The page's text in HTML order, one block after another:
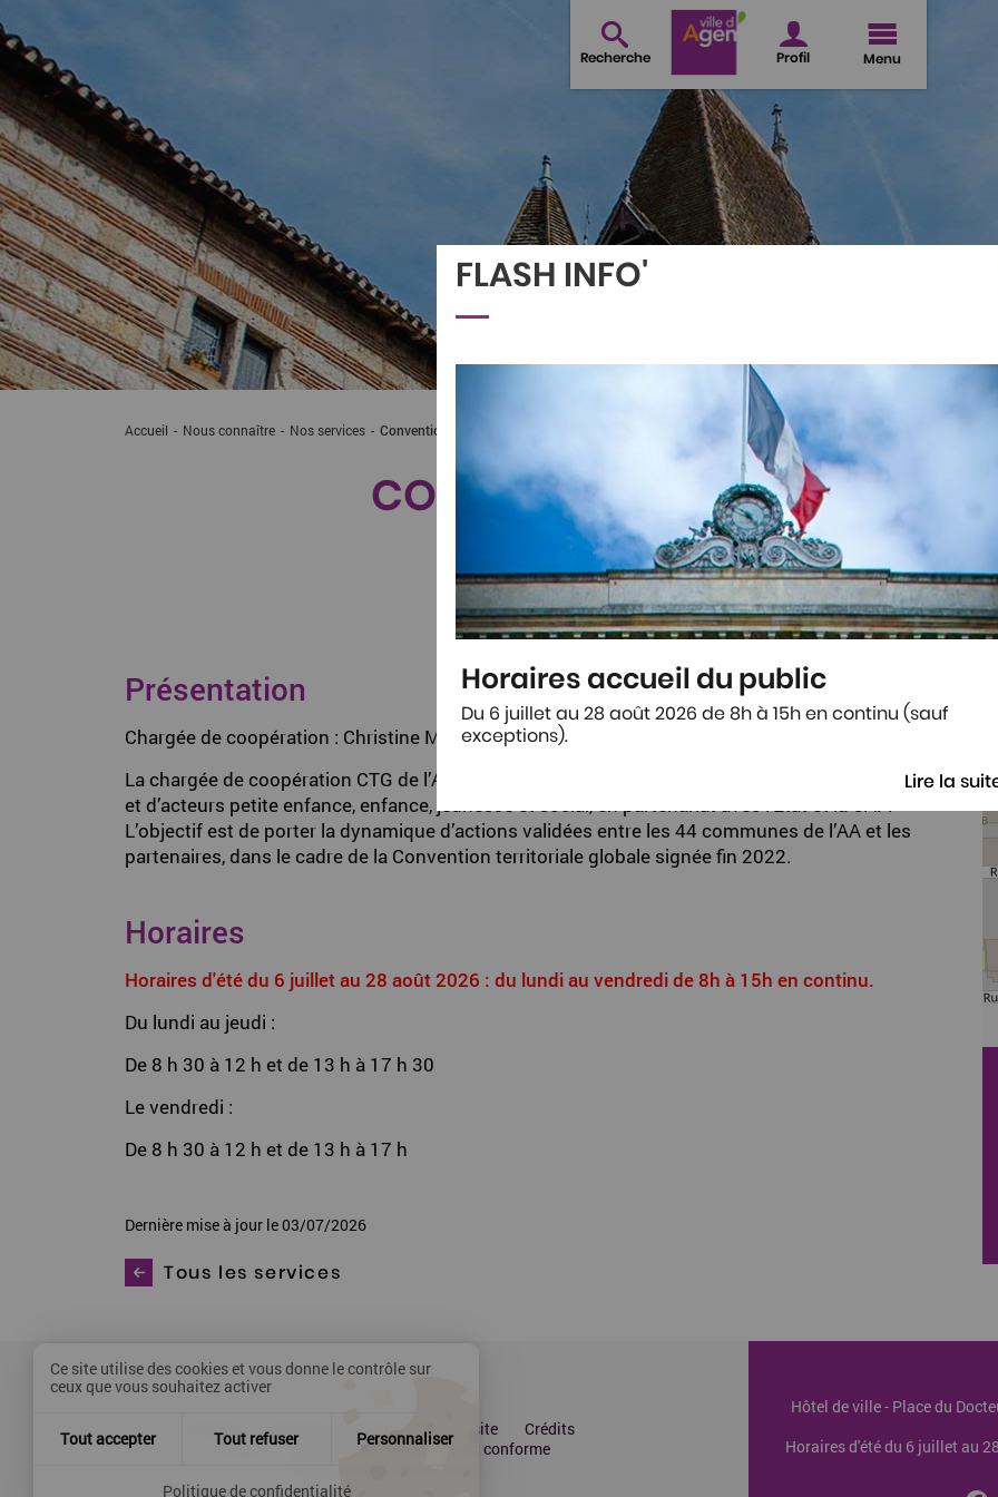
Recherche Profil Menu
Accueil Nous connaître Nos services Convention Territoriale Globale
CONVENTION TERRITORIALE
Présentation
Chargée de coopération : Christine MALHERBE
La chargée de coopération CTG de l’Agglomération d’Agen anime un réseau de coordinateurs
et d’acteurs petite enfance, enfance, jeunesse et social, en partenariat avec l’Etat et la CAF.
L’objectif est de porter la dynamique d’actions validées entre les 44 communes de l’AA et les
partenaires, dans le cadre de la Convention territoriale globale signée fin 2022.
Horaires
Horaires d'été du 6 juillet au 28 août 2026 : du lundi au vendredi de 8h à 15h en continu.
Du lundi au jeudi :
De 8 h 30 à 12 h et de 13 h à 17 h 30
Le vendredi :
De 8 h 30 à 12 h et de 13 h à 17 h
Dernière mise à jour le 03/07/2026
Tous les services
Contact Mentions légales Plan du site
Crédits
Presse
Accessibilité : partiellement conforme
Hôtel de ville - Place du
Horaires d'été du 6 juillet au
FLASH INFO'
Horaires accueil du public
Du 6 juillet au 28 août 2026 de 8h à 15h en continu (sauf
exceptions).
Lire la
Ce site utilise des cookies et vous donne le contrôle sur
ceux que vous souhaitez activer
Tout accepter Tout refuser Personnaliser
Politique de confidentialité